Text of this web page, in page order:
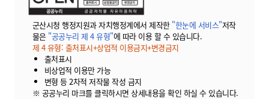
군산시청 행정지원과 자치행정계에서 제작한 "한눈에 서비스"저작
물은 "공공누리 제 4 유형"에 따라 이용 할 수 있습니다.
제 4 유형: 출처표시+상업적 이용금지+변경금지
출처표시
비상업적 이용만 가능
변형 등 2차적 저작물 작성 금지
※ 공공누리 마크를 클릭하시면 상세내용을 확인 하실 수 있습니다.